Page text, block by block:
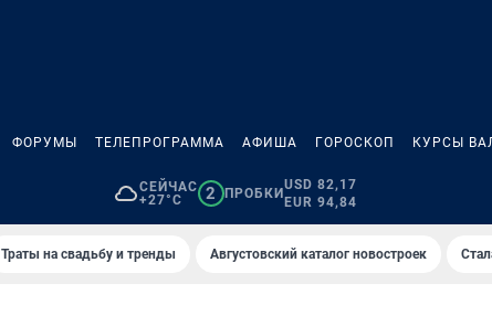
ФОРУМЫ ТЕЛЕПРОГРАММА АФИША ГОРОСКОП КУРСЫ
СЕЙЧАС
+27°C
2 ПРОБКИ
USD 82,17
EUR 94,84
Траты на свадьбу и тренды Августовский каталог новостроек